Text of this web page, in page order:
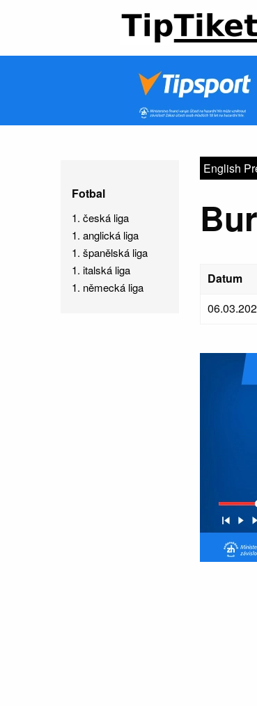
Fotbal
1. česká liga
1. anglická liga
1. španělská liga
1. italská liga
1. německá liga
English
Datum